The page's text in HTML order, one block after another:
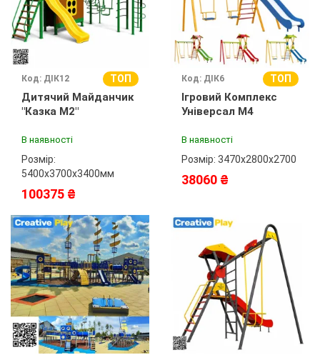
Код: ДІК12 ТОП
Дитячий Майданчик
"Казка М2"
В наявності
Розмір:
5400х3700х3400мм
100375 ₴
Код: ДІК6 ТОП
Ігровий Комплекс
Універсал М4
В наявності
Розмір: 3470х2800х2700
38060 ₴